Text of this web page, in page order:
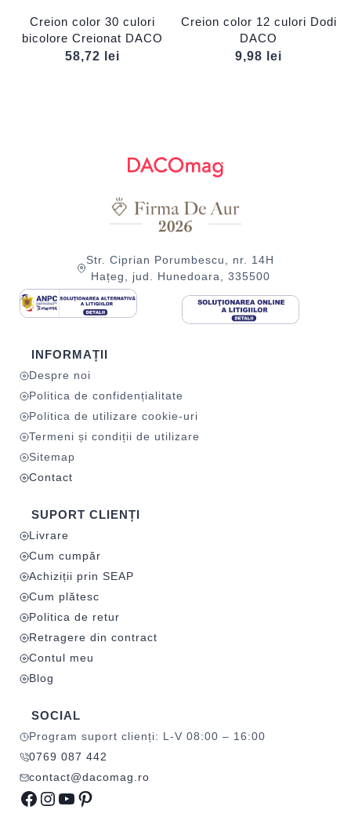
Creion color 30 culori
bicolore Creionat DACO
58,72
lei
Creion color 12 culori Dodi
DACO
9,98
lei
Str. Ciprian Porumbescu, nr. 14H
Hațeg, jud. Hunedoara, 335500
INFORMAȚII
Despre noi
Politica de confidențialitate
Politica de utilizare cookie-uri
Termeni și condiții de utilizare
Sitemap
Contact
SUPORT CLIENȚI
Livrare
Cum cumpăr
Achiziții prin SEAP
Cum plătesc
Politica de retur
Retragere din contract
Contul meu
Blog
SOCIAL
Program suport clienți: L-V 08:00 – 16:00
0769 087 442
contact@dacomag.ro
Facebook
Instagram
YouTube
Pinterest